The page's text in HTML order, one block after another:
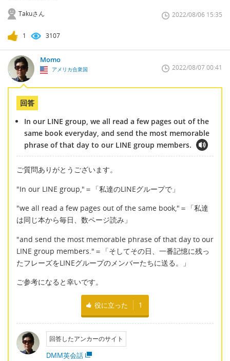
Takuさん 2022/08/06 15:35
1 3107
Momo
アメリカ合衆国 2022/08/07 00:41
回答
In our LINE group, we all read a few pages out of the
same book everyday, and send the most memorable
phrase of that day to our LINE group members.
ご質問ありがとうございます。
"In our LINE group,"＝「私達のLINEグループで」
"we all read a few pages out of the same book,"＝「私達
は同じ本から毎日、数ページ読み」
"and send the most memorable phrase of that day to our
LINE group members."＝「そしてその日、一番記憶に残っ
たフレーズをLINEグループのメンバーたちに送る。」
ご参考になると幸いです。
役に立った 1
回答したアンカーのサイト
DMM英会話